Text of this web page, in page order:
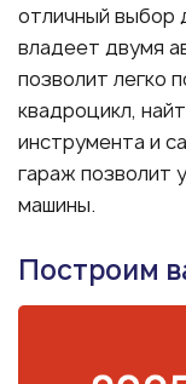
отличный выбор
владеет двумя
позволит легко
квадроцикл,
инструмента и
гараж позволит
машины.
Построим